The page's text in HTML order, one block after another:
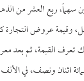
سهماً، ربع العشر من
وقيمة عروض التجارة
تعرف القيمة، ثم بعد
اثنان ونصف، في